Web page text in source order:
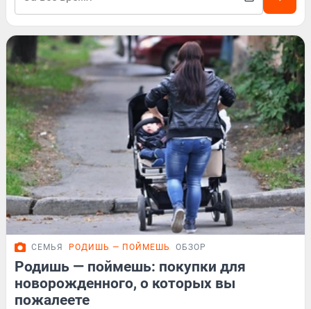
СЕМЬЯ РОДИШЬ — ПОЙМЕШЬ ОБЗОР
Родишь — поймешь: покупки для
новорожденного, о которых вы
пожалеете